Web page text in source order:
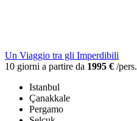
Un Viaggio tra gli Imperdibili
10 giorni a partire da 1995 € /pers.
Istanbul
Çanakkale
Pergamo